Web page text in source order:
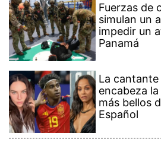
Fuerzas de
simulan un
impedir un
Panamá
La cantante
encabeza
más bellos
Español